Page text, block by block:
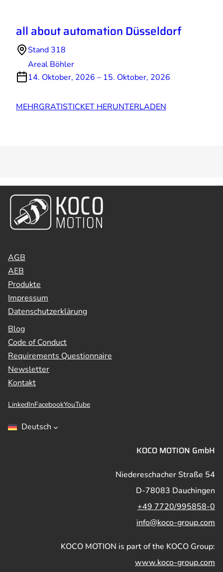
all about automation Düsseldorf
Stand 318
Areal Böhler
14. Oktober, 2026 – 15. Oktober, 2026
MEHRGRATISTICKET HERUNTERLADEN
AGB
AEB
Produkte
Impressum
Datenschutzerklärung
Blog
Code of Conduct
Requirements Questionnaire
Newsletter
Kontakt
LinkedInFacebookYouTube
Deutsch
KOCO MOTION GmbH
Niedereschacher Straße 54
D-78083 Dauchingen
+49 7720/995858-0
info@koco-group.com
KOCO MOTION is part of the KOCO Group:
www.koco-group.com